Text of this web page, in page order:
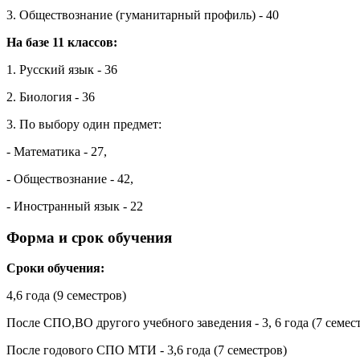
3. Обществознание (гуманитарный профиль) - 40
На базе 11 классов:
1. Русский язык - 36
2. Биология - 36
3. По выбору один предмет:
- Математика - 27,
- Обществознание - 42,
- Иностранный язык - 22
Форма и срок обучения
Сроки обучения:
4,6 года (9 семестров)
После СПО,ВО другого учебного заведения - 3, 6 года (7
После годового СПО МТИ - 3,6 года (7 семестров)